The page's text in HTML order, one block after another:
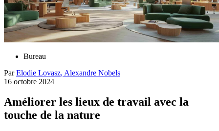
Bureau
Par Elodie Lovasz, Alexandre Nobels
16 octobre 2024
Améliorer les lieux de travail avec la
touche de la nature